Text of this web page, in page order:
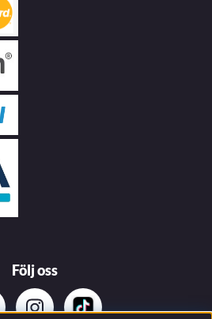
Följ oss